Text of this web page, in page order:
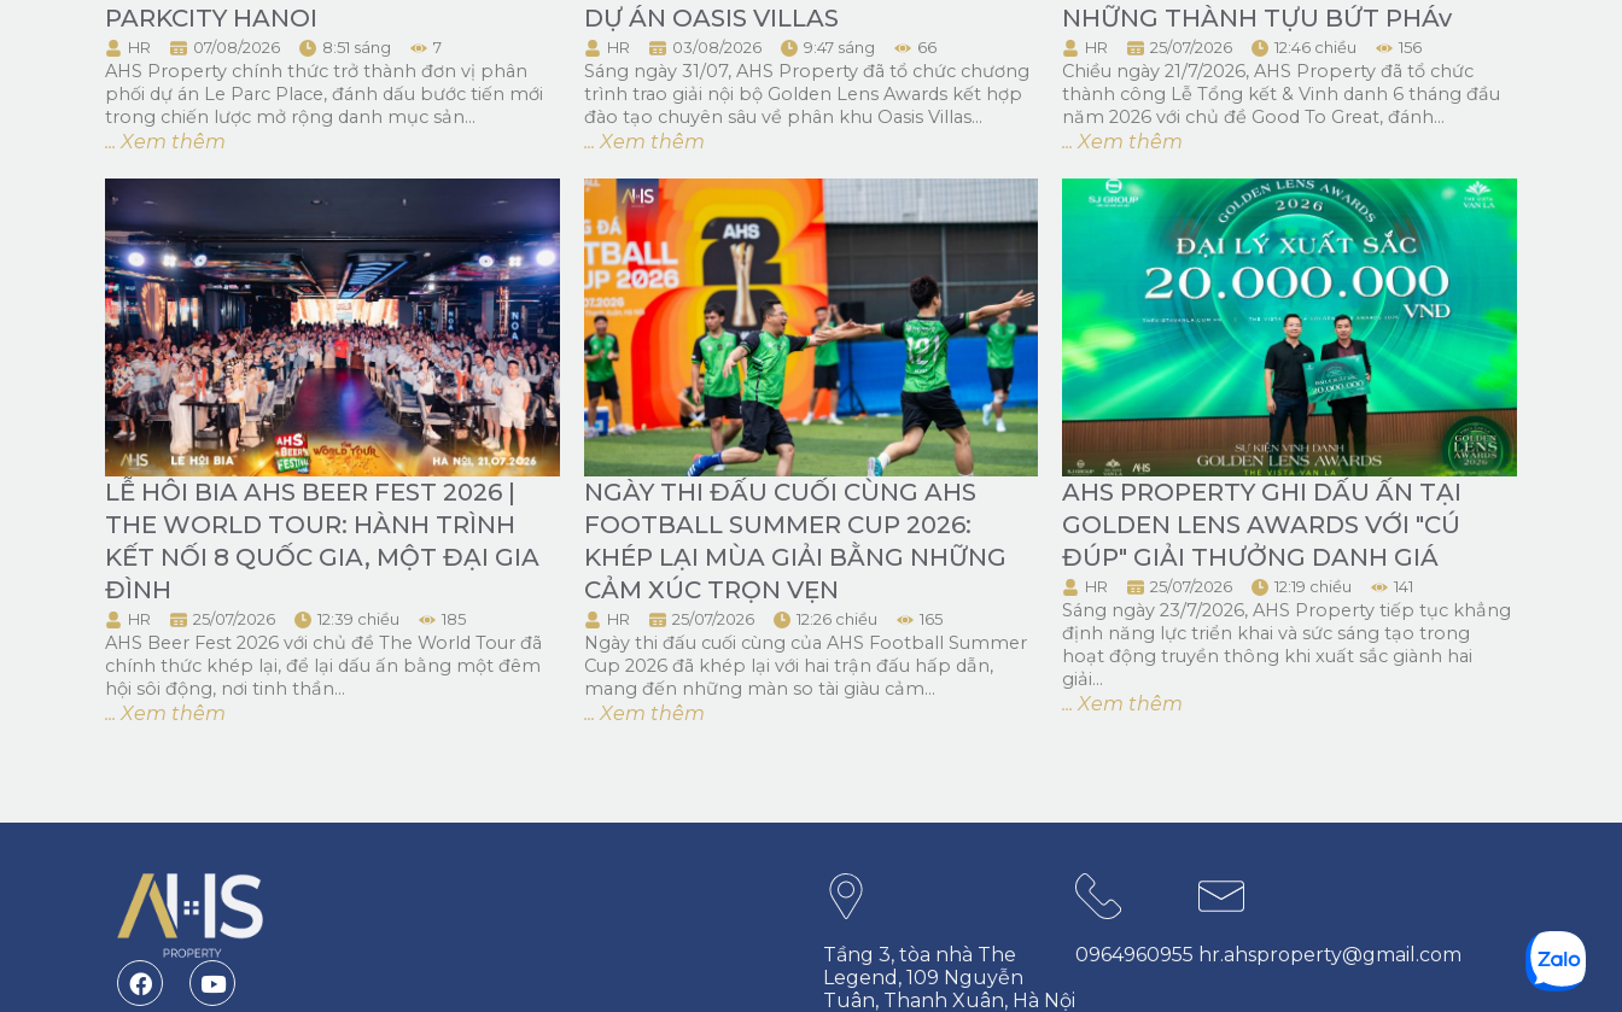
PARKCITY HANOI
HR 07/08/2026 8:51 sáng 7
AHS Property chính thức trở thành đơn vị phân
phối dự án Le Parc Place, đánh dấu bước tiến mới
trong chiến lược mở rộng danh mục sản...
... Xem thêm
DỰ ÁN OASIS VILLAS
HR 03/08/2026 9:47 sáng 66
Sáng ngày 31/07, AHS Property đã tổ chức chương
trình trao giải nội bộ Golden Lens Awards kết hợp
đào tạo chuyên sâu về phân khu Oasis Villas...
... Xem thêm
NHỮNG THÀNH TỰU BỨT PHÁv
HR 25/07/2026 12:46 chiều 156
Chiều ngày 21/7/2026, AHS Property đã tổ chức
thành công Lễ Tổng kết & Vinh danh 6 tháng đầu
năm 2026 với chủ đề Good To Great, đánh...
... Xem thêm
LỄ HÔI BIA AHS BEER FEST 2026 |
THE WORLD TOUR: HÀNH TRÌNH
KẾT NỐI 8 QUỐC GIA, MỘT ĐẠI GIA
ĐÌNH
HR 25/07/2026 12:39 chiều 185
AHS Beer Fest 2026 với chủ đề The World Tour đã
chính thức khép lại, để lại dấu ấn bằng một đêm
hội sôi động, nơi tinh thần...
... Xem thêm
NGÀY THI ĐẤU CUỐI CÙNG AHS
FOOTBALL SUMMER CUP 2026:
KHÉP LẠI MÙA GIẢI BẰNG NHỮNG
CẢM XÚC TRỌN VẸN
HR 25/07/2026 12:26 chiều 165
Ngày thi đấu cuối cùng của AHS Football Summer
Cup 2026 đã khép lại với hai trận đấu hấp dẫn,
mang đến những màn so tài giàu cảm...
... Xem thêm
AHS PROPERTY GHI DẤU ẤN TẠI
GOLDEN LENS AWARDS VỚI "CÚ
ĐÚP" GIẢI THƯỞNG DANH GIÁ
HR 25/07/2026 12:19 chiều 141
Sáng ngày 23/7/2026, AHS Property tiếp tục khẳng
định năng lực triển khai và sức sáng tạo trong
hoạt động truyền thông khi xuất sắc giành hai
giải...
... Xem thêm
Tầng 3, tòa nhà The
Legend, 109 Nguyễn
Tuân, Thanh Xuân, Hà Nội
0964960955 hr.ahsproperty@gmail.com